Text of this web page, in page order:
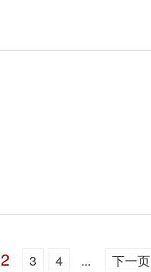
2 3 4 ... 下一页